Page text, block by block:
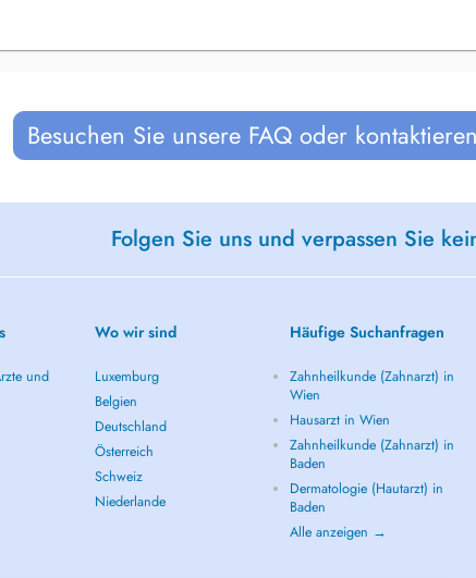
Besuchen Sie unsere FAQ oder
Folgen Sie uns und verpassen Sie
und
Wo wir sind
Luxemburg
Belgien
Deutschland
Österreich
Schweiz
Niederlande
Häufige Suchanfragen
Zahnheilkunde (Zahnarzt) in
Wien
Hausarzt in Wien
Zahnheilkunde (Zahnarzt) in
Baden
Dermatologie (Hautarzt) in
Baden
Alle anzeigen →